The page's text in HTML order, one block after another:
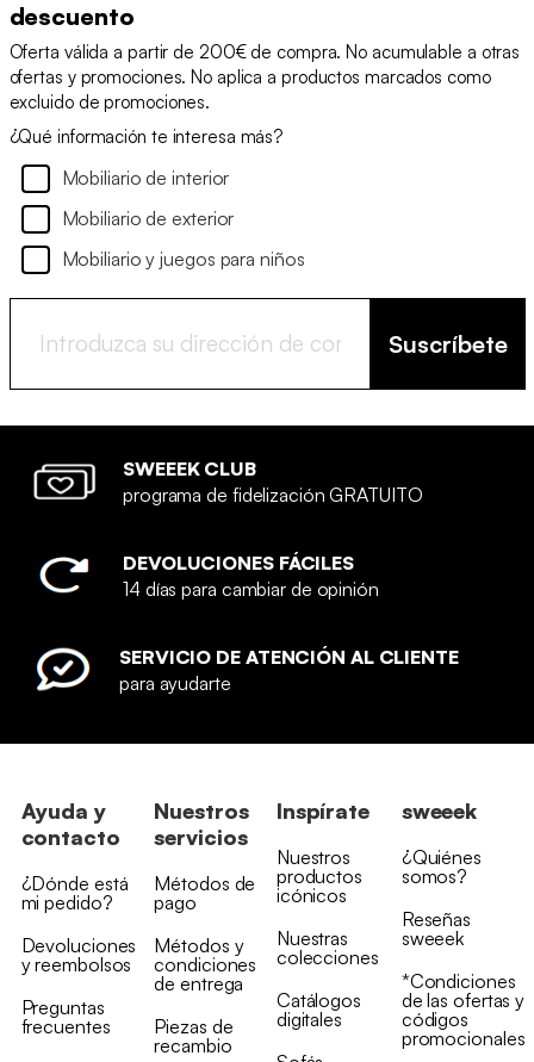
descuento
Oferta válida a partir de 200€ de compra. No acumulable a otras
ofertas y promociones. No aplica a productos marcados como
excluido de promociones.
¿Qué información te interesa más?
Mobiliario de interior
Mobiliario de exterior
Mobiliario y juegos para niños
Suscríbete
SWEEEK CLUB
programa de fidelización GRATUITO
DEVOLUCIONES FÁCILES
14 días para cambiar de opinión
SERVICIO DE ATENCIÓN AL CLIENTE
para ayudarte
Ayuda y
contacto
¿Dónde está
mi pedido?
Devoluciones
y reembolsos
Preguntas
frecuentes
Nuestros
servicios
Métodos de
pago
Métodos y
condiciones
de entrega
Piezas de
recambio
Inspírate
Nuestros
productos
icónicos
Nuestras
colecciones
Catálogos
digitales
sweeek
¿Quiénes
somos?
Reseñas
sweeek
*Condiciones
de las ofertas y
códigos
promocionales